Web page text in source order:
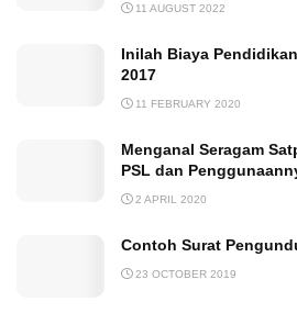
11 AUGUST 2022
Inilah Biaya
2017
11 FEBRUARY 2020
Menganal Seragam
PSL dan
2 APRIL 2020
Contoh Surat
23 OCTOBER 2019